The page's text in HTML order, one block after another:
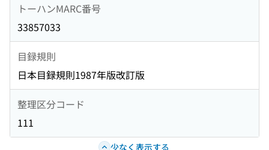
トーハンMARC番号
33857033
目録規則
日本目録規則1987年版改訂版
整理区分コード
111
少なく表示する